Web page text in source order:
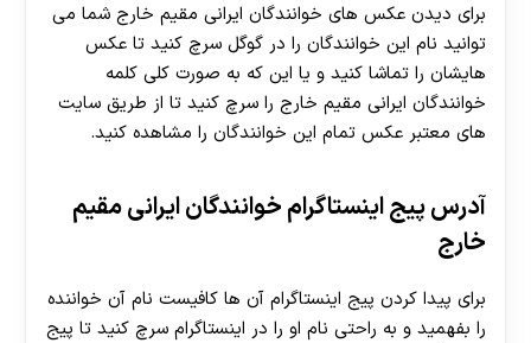
برای دیدن عکس های خوانندگان ایرانی مقیم خارج شما می
توانید نام این خوانندگان را در گوگل سرچ کنید تا عکس
هایشان را تماشا کنید و یا این که به صورت کلی کلمه
خوانندگان ایرانی مقیم خارج را سرچ کنید تا از طریق سایت
های معتبر عکس تمام این خوانندگان را مشاهده کنید.
آدرس پیج اینستاگرام خوانندگان ایرانی مقیم
خارج
برای پیدا کردن پیج اینستاگرام آن ها کافیست نام آن خواننده
را بفهمید و به راحتی نام او را در اینستاگرام سرچ کنید تا پیج